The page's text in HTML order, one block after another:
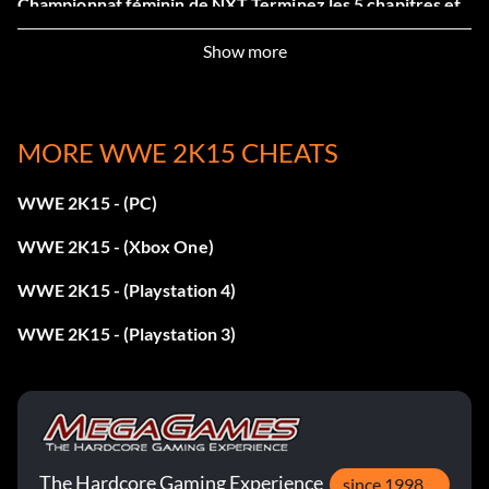
objectifs de NXT.
Terminez tous les objectifs de Bad Blood (Triple H et
Terrain d'essai
Compléter les cinq chapitres et objectifs de NXT.
Battre John Cena avec les cinq Superstars de NXT.
Show more
MORE WWE 2K15 CHEATS
WWE 2K15 - (PC)
WWE 2K15 - (Xbox One)
WWE 2K15 - (Playstation 4)
WWE 2K15 - (Playstation 3)
The Hardcore Gaming Experience since 1998